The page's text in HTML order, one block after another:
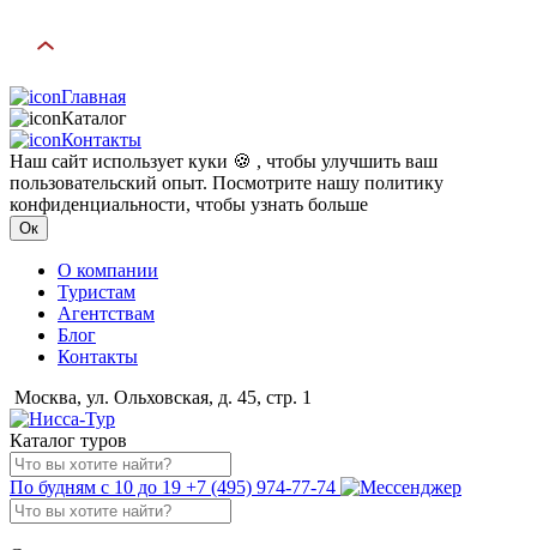
Главная
Каталог
Контакты
Наш сайт использует куки 🍪 , чтобы улучшить ваш
пользовательский опыт. Посмотрите нашу политику
конфиденциальности, чтобы узнать больше
Ок
О компании
Туристам
Агентствам
Блог
Контакты
Москва, ул. Ольховская, д. 45, стр. 1
Каталог туров
По будням с 10 до 19 +7 (495) 974-77-74